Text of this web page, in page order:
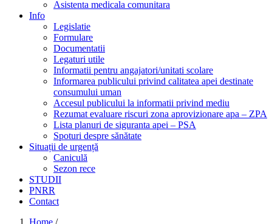
Asistenta medicala comunitara
Info
Legislatie
Formulare
Documentatii
Legaturi utile
Informatii pentru angajatori/unitati scolare
Informarea publicului privind calitatea apei destinate
consumului uman
Accesul publicului la informatii privind mediu
Rezumat evaluare riscuri zona aprovizionare apa – ZPA
Lista planuri de siguranta apei – PSA
Spoturi despre sănătate
Situații de urgență
Caniculă
Sezon rece
STUDII
PNRR
Contact
Home /